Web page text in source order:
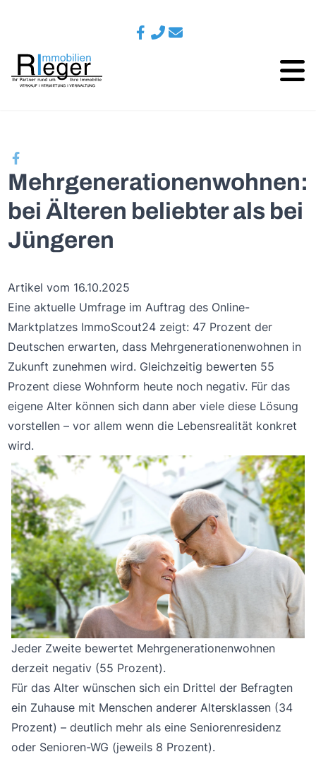
Mehrgenerationenwohnen:
bei Älteren beliebter als bei
Jüngeren
Artikel vom 16.10.2025
Eine aktuelle Umfrage im Auftrag des Online-
Marktplatzes ImmoScout24 zeigt: 47 Prozent der
Deutschen erwarten, dass Mehrgenerationenwohnen in
Zukunft zunehmen wird. Gleichzeitig bewerten 55
Prozent diese Wohnform heute noch negativ. Für das
eigene Alter können sich dann aber viele diese Lösung
vorstellen – vor allem wenn die Lebensrealität konkret
wird.
Jeder Zweite bewertet Mehrgenerationenwohnen
derzeit negativ (55 Prozent).
Für das Alter wünschen sich ein Drittel der Befragten
ein Zuhause mit Menschen anderer Altersklassen (34
Prozent) – deutlich mehr als eine Seniorenresidenz
oder Senioren-WG (jeweils 8 Prozent).